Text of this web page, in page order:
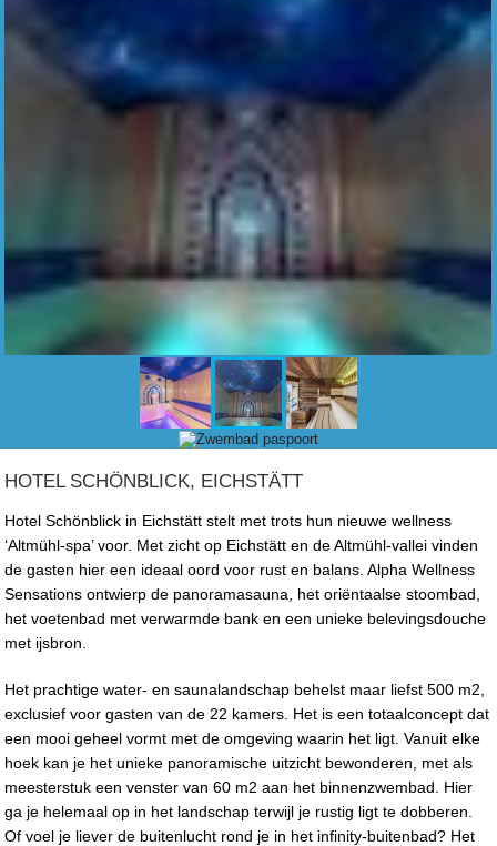
HOTEL SCHÖNBLICK, EICHSTÄTT
Hotel Schönblick in Eichstätt stelt met trots hun nieuwe wellness
‘Altmühl-spa’ voor. Met zicht op Eichstätt en de Altmühl-vallei vinden
de gasten hier een ideaal oord voor rust en balans. Alpha Wellness
Sensations ontwierp de panoramasauna, het oriëntaalse stoombad,
het voetenbad met verwarmde bank en een unieke belevingsdouche
met ijsbron.
Het prachtige water- en saunalandschap behelst maar liefst 500 m2,
exclusief voor gasten van de 22 kamers. Het is een totaalconcept dat
een mooi geheel vormt met de omgeving waarin het ligt. Vanuit elke
hoek kan je het unieke panoramische uitzicht bewonderen, met als
meesterstuk een venster van 60 m2 aan het binnenzwembad. Hier
ga je helemaal op in het landschap terwijl je rustig ligt te dobberen.
Of voel je liever de buitenlucht rond je in het infinity-buitenbad? Het